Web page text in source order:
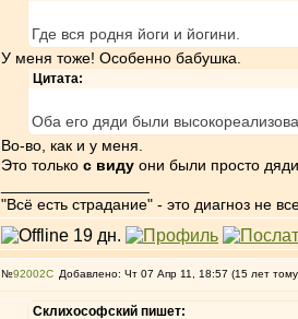
Где вся родня йоги и йогини.
У меня тоже! Особенно бабушка.
Цитата:
Оба его дяди были
Во-во, как и у меня.
Это только с виду они были просто
"Всё есть страдание" - это диагноз не
№92002 Добавлено: Чт 07 Апр 11, 18:57 (15 лет
Склихософский пишет: